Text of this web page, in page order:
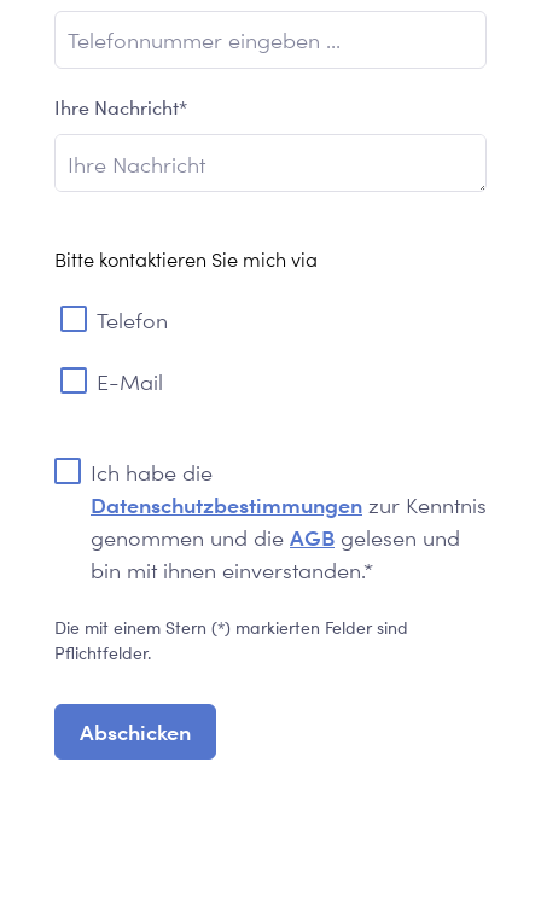
Ihre Nachricht*
Bitte kontaktieren Sie mich via
Telefon
E-Mail
Ich habe die
Datenschutzbestimmungen zur Kenntnis
genommen und die AGB gelesen und
bin mit ihnen einverstanden.*
Die mit einem Stern (*) markierten Felder sind
Pflichtfelder.
Abschicken